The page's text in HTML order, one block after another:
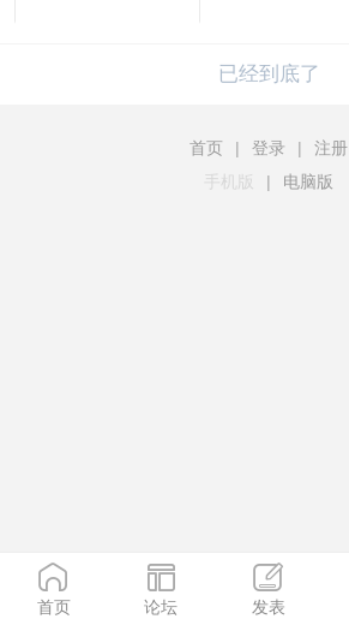
已经到底了
首页 | 登录 |
注册
手机版
| 电脑版
首页 论坛 发表